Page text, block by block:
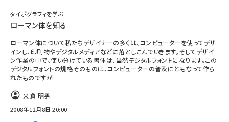
タイポグラフィを学ぶ
ローマン体を知る
ローマン体について私たちデザイナーの多くは、コンピューターを使ってデザ
インし、印刷物やデジタルメディアなどに落としこんでいきます。そしてデザイ
ン作業の中で、使い分けている書体は、当然デジタルフォントになります。この
デジタルフォントの規格そのものは、コンピューターの普及にともなって作ら
れたものですが
米倉 明男
2008年12月8日 20:00